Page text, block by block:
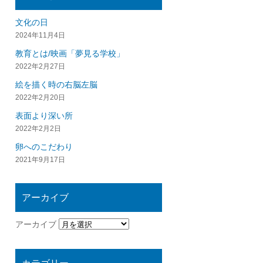
文化の日
2024年11月4日
教育とは/映画「夢見る学校」
2022年2月27日
絵を描く時の右脳左脳
2022年2月20日
表面より深い所
2022年2月2日
卵へのこだわり
2021年9月17日
アーカイブ
アーカイブ